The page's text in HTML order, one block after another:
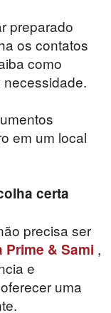
preparado
os contatos
como
em um local
certa
precisa ser
Prime & Sami ,
e
uma